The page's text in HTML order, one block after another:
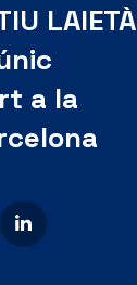
LAIETÀ
a la